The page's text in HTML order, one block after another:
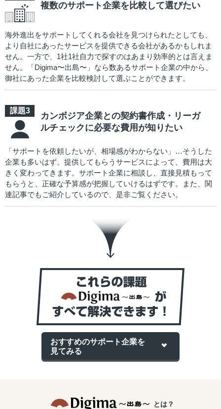
複数のサポート企業を比較して選びたい
海外進出をサポートしてくれる会社を見つけられたとしても、
より自社にあったサービスを提供できる会社があるかもしれま
せん。一方で、1社1社自力で探すのはあまり効率的とは言えま
せん。「Digima〜出島〜」なら数あるサポート企業の中から、
御社にあった企業を比較検討して選ぶことができます。
カンボジア企業との契約書作成・リーガ
ルチェックに必要な費用が知りたい
「サポートを依頼したいが、相場感がわからない」…そうした
企業も多いはず。提供してもらうサービスによって、費用は大
きく変わってきます。サポート企業に相談し、直接見積もって
もらうと、正確な予算感が把握していけるはずです。また、関
連記事でもご紹介しているので、是非ご覧ください。
おすすめのサポート企業を
見てみる
とは？